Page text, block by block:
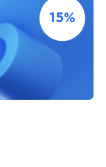
15%